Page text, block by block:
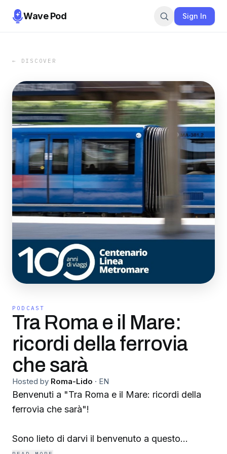
Wave Pod Sign In
← DISCOVER
PODCAST
Tra Roma e il Mare:
ricordi della ferrovia
che sarà
Hosted by Roma-Lido · EN
Benvenuti a "Tra Roma e il Mare: ricordi della
ferrovia che sarà"!
Sono lieto di darvi il benvenuto a questo